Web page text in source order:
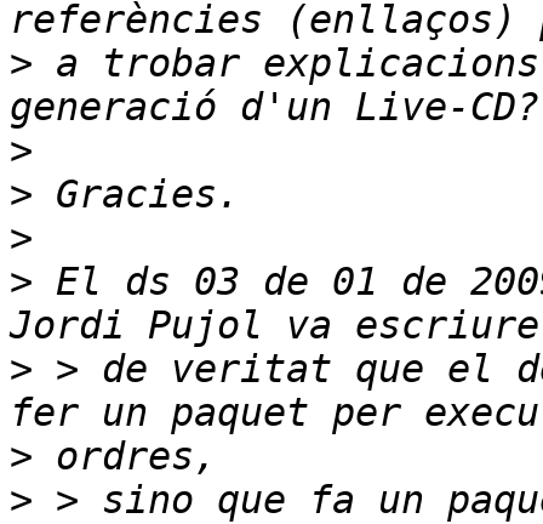
> a trobar
>
>
>
> El ds 03 de 01 de
> > de veritat que el
>
> > sino que fa un